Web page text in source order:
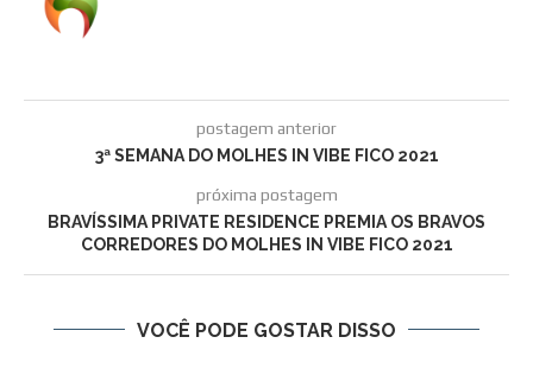
postagem anterior
3ª SEMANA DO MOLHES IN VIBE FICO 2021
próxima postagem
BRAVÍSSIMA PRIVATE RESIDENCE PREMIA OS BRAVOS
CORREDORES DO MOLHES IN VIBE FICO 2021
VOCÊ PODE GOSTAR DISSO